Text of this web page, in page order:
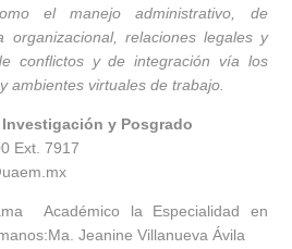
el manejo administrativo, de
organizacional, relaciones legales y
conflictos y de integración vía los
ambientes virtuales de trabajo.
y Posgrado
Ext. 7917
Académico la Especialidad en
Jeanine Villanueva Ávila